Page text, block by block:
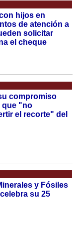
hijos en
de atención a
solicitar
el cheque
compromiso
que "no
el recorte" del
y Fósiles
su 25